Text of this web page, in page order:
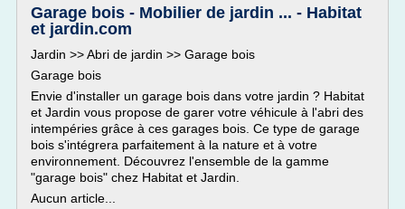
Garage bois - Mobilier de jardin ... - Habitat
et jardin.com
Jardin >> Abri de jardin >> Garage bois
Garage bois
Envie d'installer un garage bois dans votre jardin ? Habitat
et Jardin vous propose de garer votre véhicule à l'abri des
intempéries grâce à ces garages bois. Ce type de garage
bois s'intégrera parfaitement à la nature et à votre
environnement. Découvrez l'ensemble de la gamme
"garage bois" chez Habitat et Jardin.
Aucun article...